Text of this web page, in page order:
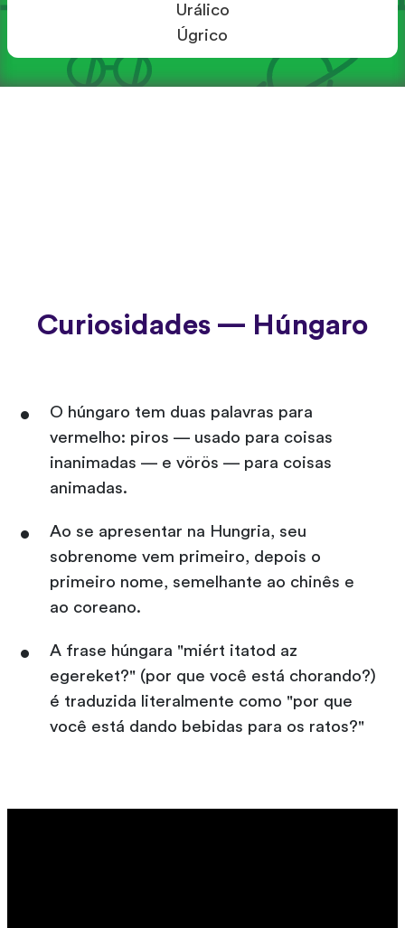
Urálico
Úgrico
Curiosidades — Húngaro
O húngaro tem duas palavras para
vermelho: piros — usado para coisas
inanimadas — e vörös — para coisas
animadas.
Ao se apresentar na Hungria, seu
sobrenome vem primeiro, depois o
primeiro nome, semelhante ao chinês e
ao coreano.
A frase húngara "miért itatod az
egereket?" (por que você está chorando?)
é traduzida literalmente como "por que
você está dando bebidas para os ratos?"